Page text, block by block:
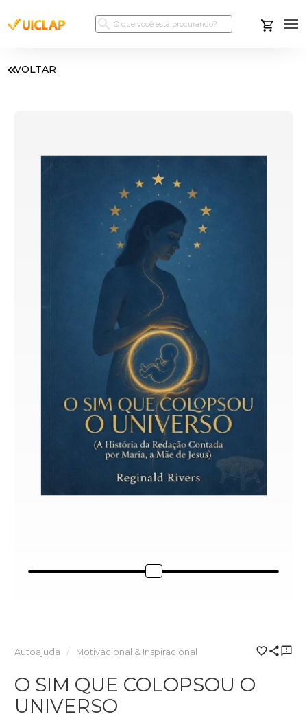
VOLTAR
Autoajuda Motivacional & Inspiracional
O SIM QUE COLOPSOU O
UNIVERSO